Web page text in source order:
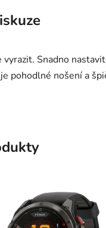
Snadno
pohodlné nošení a